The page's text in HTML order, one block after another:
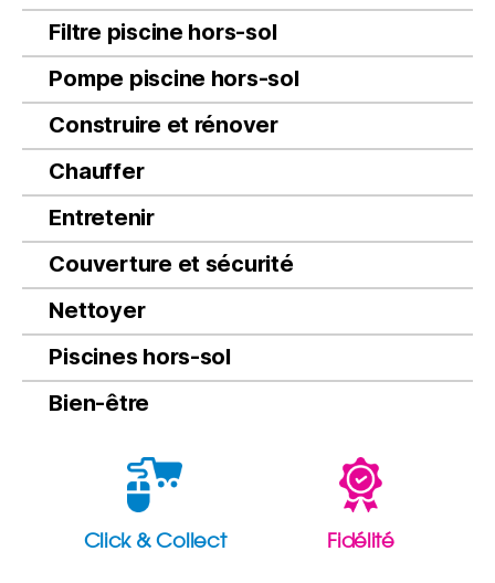
Filtre piscine hors-sol
Pompe piscine hors-sol
Construire et rénover
Chauffer
Entretenir
Couverture et sécurité
Nettoyer
Piscines hors-sol
Bien-être
Click & Collect Fidélité